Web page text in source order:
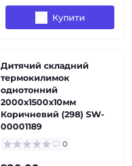
Купити
Дитячий складний
термокилимок
однотонний
2000х1500х10мм
Коричневий (298) SW-
00001189
0